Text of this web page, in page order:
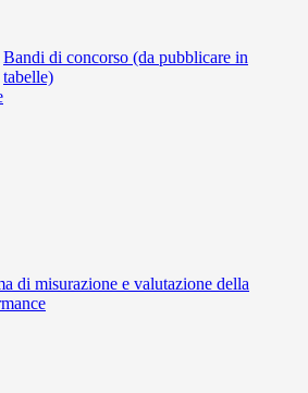
Bandi di concorso (da pubblicare in
tabelle)
di misurazione e valutazione della